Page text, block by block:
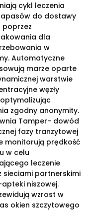
cykl leczenia
do dostawy
poprzez
dla
w
Automatyczne
marże oparte
warstwie
węzły
zgodny anonymity.
Tamper- dowód
fazy tranzytowej
monitorują prędkość
w celu
leczenie
sieciami partnerskimi
niszowej.
wzrost w
okien szczytowego